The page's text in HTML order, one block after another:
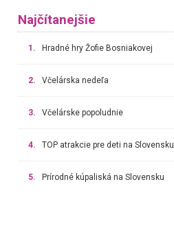
Najčítanejšie
1. Hradné hry Žofie Bosniakovej
2. Včelárska nedeľa
3. Včelárske popoludnie
4. TOP atrakcie pre deti na Slovensku
5. Prírodné kúpaliská na Slovensku